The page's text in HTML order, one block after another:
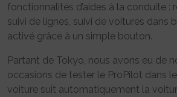
fonctionnalités d’aides à la conduite :
suivi de lignes, suivi de voitures dans
activé grâce à un simple bouton.
Partant de Tokyo, nous avons eu de
occasions de tester le ProPilot dans
voiture suit automatiquement la